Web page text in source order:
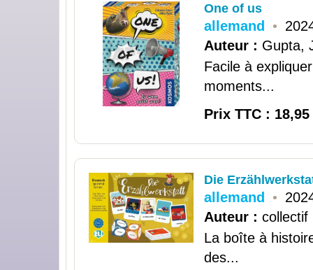
One of us
allemand •
Auteur : Gupta,
Facile à
moments...
Prix TTC : 18,95
Die
allemand •
Auteur : collectif
La boîte à
des...